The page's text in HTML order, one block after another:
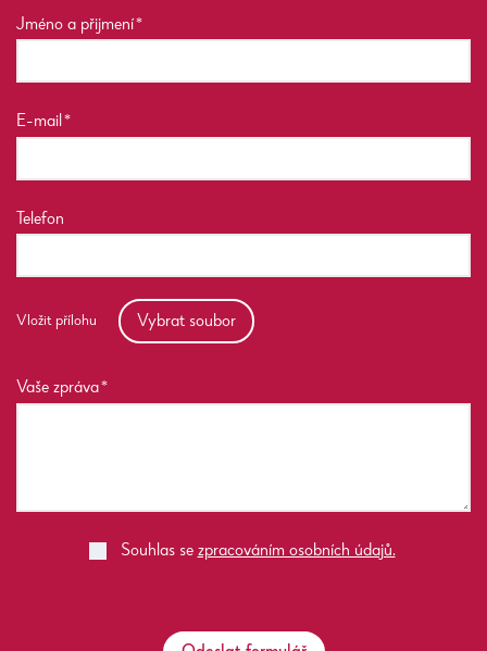
Jméno a přijmení
E-mail
Telefon
Vložit přílohu Vybrat soubor
Vaše zpráva
Souhlas se zpracováním osobních údajů.